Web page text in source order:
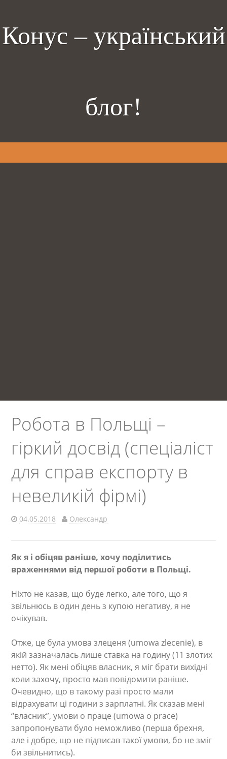
Конус – український
блог!
Робота в Польщі –
гіркий досвід (спеціаліст
для справ експорту в
невеликій фірмі)
04.05.2018 Олександр
Як я і обіцяв раніше, хочу поділитись
враженнями від першої роботи в Польщі.
Ніхто не казав, що буде легко, але того, що я
звільнюсь в один день з купою негативу, я не
очікував.
Отже, це була умова злеценя (umowa zlecenie), в
якій зазначалась лише ставка на годину (11 злотих
нетто). Як мені обіцяв власник, я міг брати вихідні
коли захочу, просто мав повідомити раніше.
Очевидно, що в такому разі просто мали
відрахувати ці години з зарплатні. Як сказав мені
“власник”, умови о праце (umowa o prace)
запропонувати було неможливо (перша брехня,
але і добре, що не підписав такої умови, бо не зміг
би звільнитись).